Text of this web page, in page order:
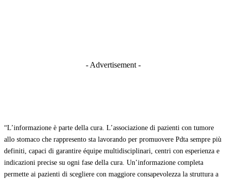
- Advertisement -
“L’informazione è parte della cura. L’associazione di pazienti con tumore
allo stomaco che rappresento sta lavorando per promuovere Pdta sempre più
definiti, capaci di garantire équipe multidisciplinari, centri con esperienza e
indicazioni precise su ogni fase della cura. Un’informazione completa
permette ai pazienti di scegliere con maggiore consapevolezza la struttura a